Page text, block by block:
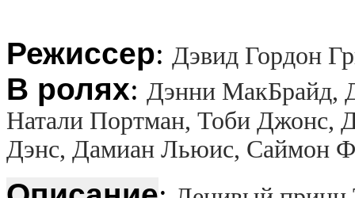
Режиссер: Дэвид Гордон
В ролях: Дэнни МакБрайд,
Натали Портман, Тоби Джонс,
Дэнс, Дамиан Льюис, Саймон